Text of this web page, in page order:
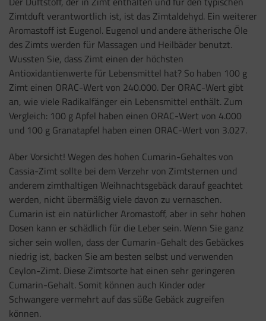
Zimtduft verantwortlich ist, ist das Zimtaldehyd. Ein weiterer
Aromastoff ist Eugenol. Eugenol und andere ätherische Öle
des Zimts werden für Massagen und Heilbäder benutzt.
Wussten Sie, dass Zimt einen der höchsten
Antioxidantienwerte für Lebensmittel hat? So haben 100 g
Zimt einen ORAC-Wert von 240.000. Der ORAC-Wert gibt
an, wie viele Radikalfänger ein Lebensmittel enthält. Zum
Vergleich: 100 g Apfel haben einen ORAC-Wert von 4.000
und 100 g Granatapfel haben einen ORAC-Wert von 3.027.
Aber Vorsicht! Wegen des hohen Cumarin-Gehaltes von
Cassia-Zimt sollte bei dem Verzehr von Zimtsternen und
anderem zimthaltigen Weihnachtsgebäck darauf geachtet
werden, nicht übermäßig viele davon zu vernaschen.
Cumarin ist ein natürlicher Aromastoff, aber in sehr hohen
Dosen kann er schädlich für die Leber sein. Wenn Sie ganz
sicher sein wollen, dass der Cumarin-Gehalt des Gebäckes
niedrig ist, backen Sie am besten selbst und verwenden
Ceylon-Zimt. Diese Zimtsorte hat einen sehr geringeren
Cumarin-Gehalt. Somit können auch Kinder oder
Schwangere vermehrt auf das süße Gebäck zugreifen
können.